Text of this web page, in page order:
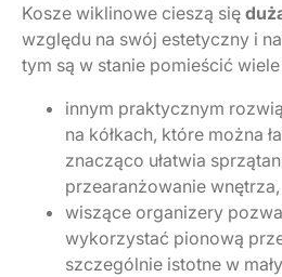
Kosze wiklinowe cieszą się
względu na swój estetyczny i
tym są w stanie pomieścić
innym praktycznym
na kółkach, które można
znacząco ułatwia
przearanżowanie wnętrza,
wiszące organizery
wykorzystać pionową
szczególnie istotne w